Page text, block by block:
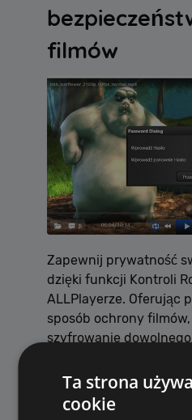
filmów
Zapewnij prywatność
dzięki funkcji Kontroli
ALLPlayerze. Oferując
sposób ochrony
szyfrowanie dowolnego
Podczas oglądania
F10 i ustawić swoje
Następnym razem, gdy
Ta strona
cookie